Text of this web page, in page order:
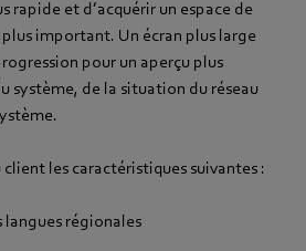
rapide et d’acquérir un espace de
important. Un écran plus large
pour un aperçu plus
système, de la situation du réseau
client les caractéristiques suivantes :
langues régionales